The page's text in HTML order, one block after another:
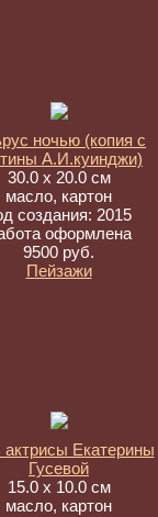
ночью (копия с
А.И.куинджи)
30.0 x 20.0 см
масло, картон
создания: 2015
оформлена
9500 руб.
Пейзажи
актрисы Екатерины
Гусевой
15.0 x 10.0 см
масло, картон